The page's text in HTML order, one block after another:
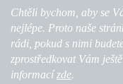
Chtěli bychom, aby se
nejlépe. Proto naše
rádi, pokud s nimi
zprostředkovat Vám
informací zde.